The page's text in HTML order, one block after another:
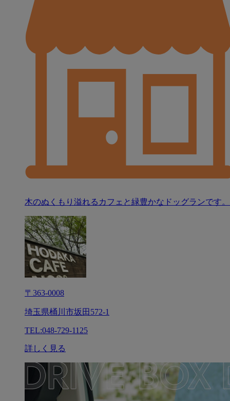
木のぬくもり溢れるカフェと緑豊かなドッグランです。
〒363-0008
埼玉県桶川市坂田572-1
TEL:048-729-1125
詳しく見る